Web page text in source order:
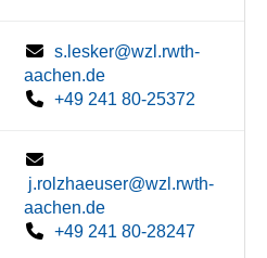
s.lesker@wzl.rwth-
aachen.de
+49 241 80-25372
j.rolzhaeuser@wzl.rwth-
aachen.de
+49 241 80-28247